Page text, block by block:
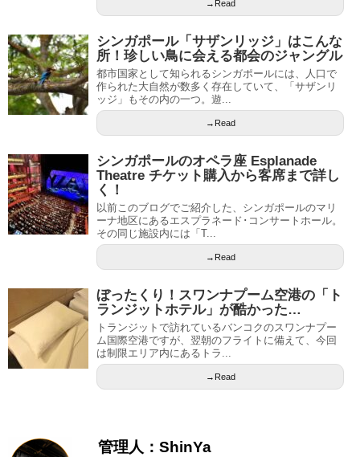
→Read
シンガポール「サザンリッジ」はこんな
所！珍しい鳥に会える都会のジャングル
都市国家として知られるシンガポールには、人口で
作られた大自然が数多く存在していて、「サザンリ
ッジ」もその内の一つ。遊...
→Read
シンガポールのオペラ座 Esplanade
Theatre チケット購入から客席まで詳し
く！
以前このブログでご紹介した、シンガポールのマリ
ーナ地区にあるエスプラネード･コンサートホール。
その同じ施設内には「T...
→Read
ぼったくり！スワンナプーム空港の「ト
ランジットホテル」が酷かった…
トランジットで訪れているバンコクのスワンナプー
ム国際空港ですが、翌朝のフライトに備えて、今回
は制限エリア内にあるトラ...
→Read
管理人：ShinYa